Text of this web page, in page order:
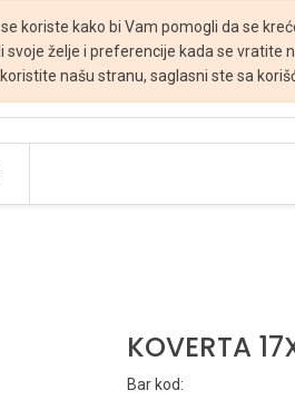
koriste kako bi Vam pomogli da se
želje i preferencije kada se vratite
našu stranu, saglasni ste sa
KOVERTA
Bar kod: